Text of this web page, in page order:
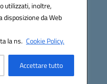
utilizzati, inoltre,
da Web
la ns. Cookie Policy.
Accettare tutto